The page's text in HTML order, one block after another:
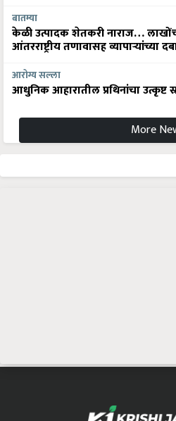
बातम्या
केळी उत्पादक शेतकरी नाराज…
आंतरराष्ट्रीय तणावासह व्यापाऱ्यांच्या
आरोग्य सल्ला
आधुनिक आहारातील प्रथिनांचा उत्कृष्ट
More